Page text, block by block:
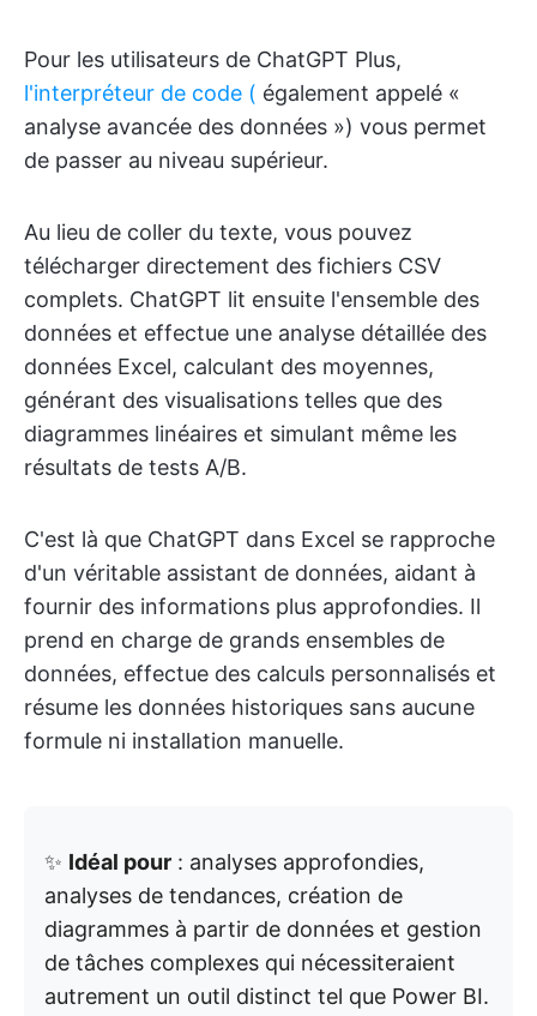
Pour les utilisateurs de ChatGPT Plus,
l'interpréteur de code ( également appelé «
analyse avancée des données ») vous permet
de passer au niveau supérieur.
Au lieu de coller du texte, vous pouvez
télécharger directement des fichiers CSV
complets. ChatGPT lit ensuite l'ensemble des
données et effectue une analyse détaillée des
données Excel, calculant des moyennes,
générant des visualisations telles que des
diagrammes linéaires et simulant même les
résultats de tests A/B.
C'est là que ChatGPT dans Excel se rapproche
d'un véritable assistant de données, aidant à
fournir des informations plus approfondies. Il
prend en charge de grands ensembles de
données, effectue des calculs personnalisés et
résume les données historiques sans aucune
formule ni installation manuelle.
✨ Idéal pour : analyses approfondies,
analyses de tendances, création de
diagrammes à partir de données et gestion
de tâches complexes qui nécessiteraient
autrement un outil distinct tel que Power BI.